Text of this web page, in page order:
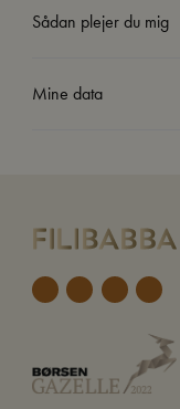
Sådan plejer du mig
Mine data